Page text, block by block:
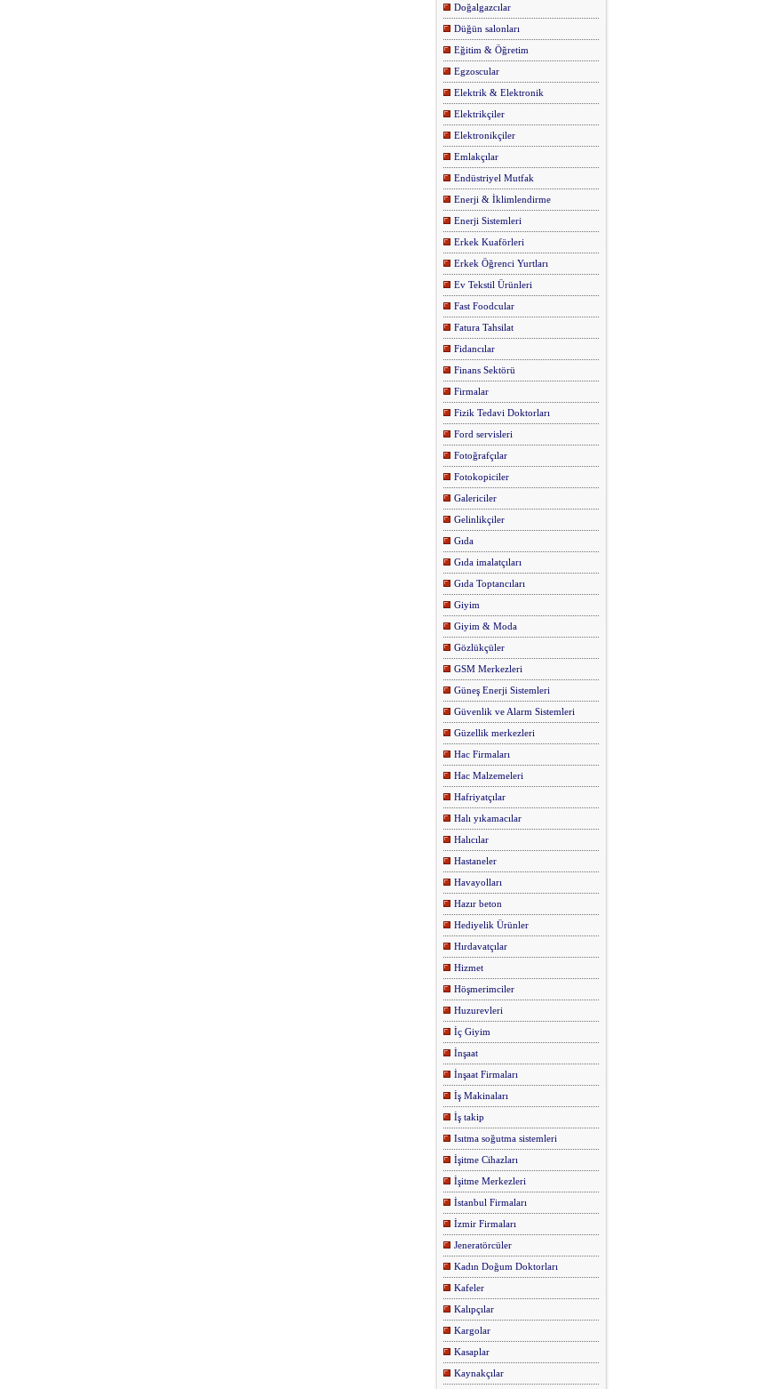
Doğalgazcılar
Düğün salonları
Eğitim & Öğretim
Egzoscular
Elektrik & Elektronik
Elektrikçiler
Elektronikçiler
Emlakçılar
Endüstriyel Mutfak
Enerji & İklimlendirme
Enerji Sistemleri
Erkek Kuaförleri
Erkek Öğrenci Yurtları
Ev Tekstil Ürünleri
Fast Foodcular
Fatura Tahsilat
Fidancılar
Finans Sektörü
Firmalar
Fizik Tedavi Doktorları
Ford servisleri
Fotoğrafçılar
Fotokopiciler
Galericiler
Gelinlikçiler
Gıda
Gıda imalatçıları
Gıda Toptancıları
Giyim
Giyim & Moda
Gözlükçüler
GSM Merkezleri
Güneş Enerji Sistemleri
Güvenlik ve Alarm Sistemleri
Güzellik merkezleri
Hac Firmaları
Hac Malzemeleri
Hafriyatçılar
Halı yıkamacılar
Halıcılar
Hastaneler
Havayolları
Hazır beton
Hediyelik Ürünler
Hırdavatçılar
Hizmet
Höşmerimciler
Huzurevleri
İç Giyim
İnşaat
İnşaat Firmaları
İş Makinaları
İş takip
Isıtma soğutma sistemleri
İşitme Cihazları
İşitme Merkezleri
İstanbul Firmaları
İzmir Firmaları
Jeneratörcüler
Kadın Doğum Doktorları
Kafeler
Kalıpçılar
Kargolar
Kasaplar
Kaynakçılar